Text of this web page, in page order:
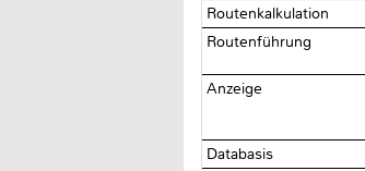
Routenkalkulation
Routenführung
Anzeige
Databasis